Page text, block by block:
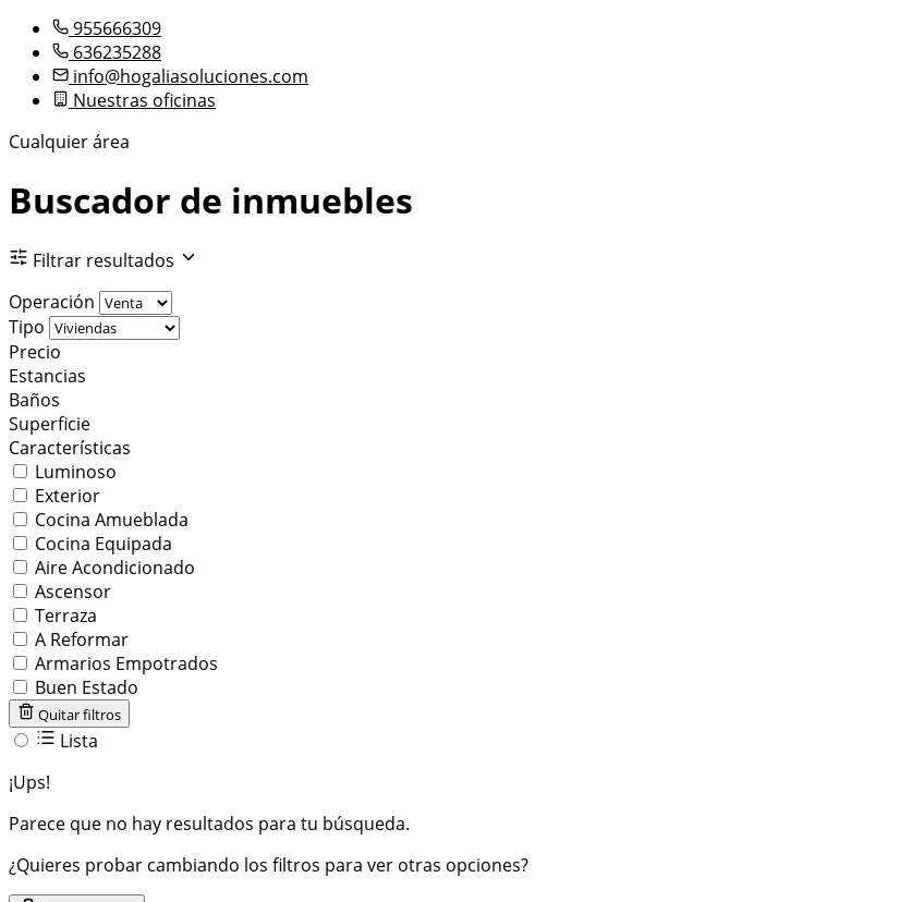
955666309
636235288
info@hogaliasoluciones.com
Nuestras oficinas
Cualquier área
Buscador de inmuebles
Filtrar resultados
Operación
Tipo
Precio
Estancias
Baños
Superficie
Características
Luminoso
Exterior
Cocina Amueblada
Cocina Equipada
Aire Acondicionado
Ascensor
Terraza
A Reformar
Armarios Empotrados
Buen Estado
Quitar filtros
Lista
¡Ups!
Parece que no hay resultados para tu búsqueda.
¿Quieres probar cambiando los filtros para ver otras opciones?